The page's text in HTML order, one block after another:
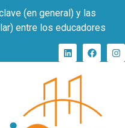
(en general) y las
entre los educadores